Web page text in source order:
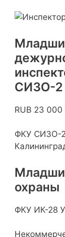
СИЗО-2
RUB 23
ФКУ СИЗО-
охраны
ФКУ ИК-28